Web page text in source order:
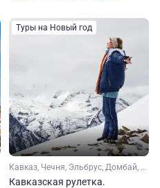
Туры на Новый год
Кавказ, Чечня, Эльбрус, Домбай, Карачаево-Черкесия, Кабардино-Балкария, Ставропольский край, Кавказские Минеральные Воды
Кавказская рулетка.